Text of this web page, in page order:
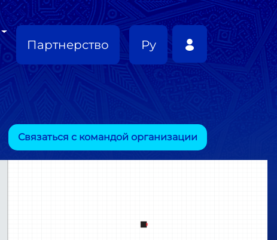
Партнерство Ру
Связаться с командой организации